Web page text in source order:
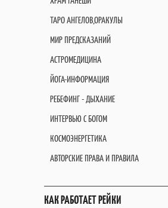
ТАРО АНГЕЛОВ,ОРАКУЛЫ
МИР ПРЕДСКАЗАНИЙ
АСТРОМЕДИЦИНА
ЙОГА-ИНФОРМАЦИЯ
РЕБЕФИНГ - ДЫХАНИЕ
ИНТЕРВЬЮ С БОГОМ
КОСМОЭНЕРГЕТИКА
АВТОРСКИЕ ПРАВА И ПРАВИЛА
КАК РАБОТАЕТ РЕЙКИ